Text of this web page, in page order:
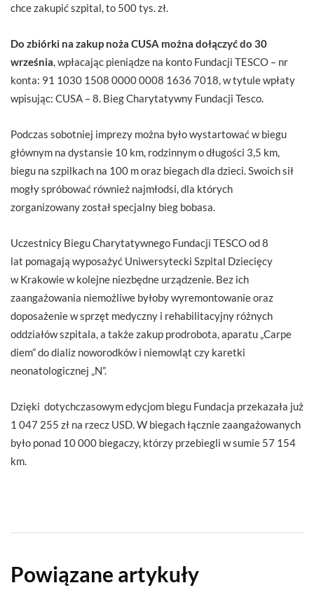
chce zakupić szpital, to 500 tys. zł.
Do zbiórki na zakup noża CUSA można dołączyć do 30
września , wpłacając pieniądze na konto Fundacji TESCO – nr
konta: 91 1030 1508 0000 0008 1636 7018, w tytule wpłaty
wpisując: CUSA – 8. Bieg Charytatywny Fundacji Tesco.
Podczas sobotniej imprezy można było wystartować w biegu
głównym na dystansie 10 km, rodzinnym o długości 3,5 km,
biegu na szpilkach na 100 m oraz biegach dla dzieci. Swoich sił
mogły spróbować również najmłodsi, dla których
zorganizowany został specjalny bieg bobasa.
Uczestnicy Biegu Charytatywnego Fundacji TESCO od 8
lat pomagają wyposażyć Uniwersytecki Szpital Dziecięcy
w Krakowie w kolejne niezbędne urządzenie. Bez ich
zaangażowania niemożliwe byłoby wyremontowanie oraz
doposażenie w sprzęt medyczny i rehabilitacyjny różnych
oddziałów szpitala, a także zakup prodrobota, aparatu „Carpe
diem” do dializ noworodków i niemowląt czy karetki
neonatologicznej „N”.
Dzięki dotychczasowym edycjom biegu Fundacja przekazała już
1 047 255 zł na rzecz USD. W biegach łącznie zaangażowanych
było ponad 10 000 biegaczy, którzy przebiegli w sumie 57 154
km.
Powiązane artykuły